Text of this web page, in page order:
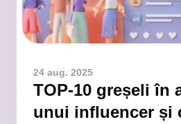
24 aug. 2025
TOP-10 greșeli în
unui influencer și